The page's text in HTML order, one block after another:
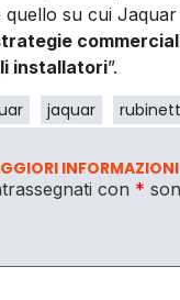
quello su cui
installatori”.
jaquar
INFORMAZIONI
con *